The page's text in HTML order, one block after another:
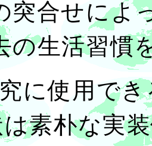
突合せによ
の生活習慣
に使用で
素朴な実